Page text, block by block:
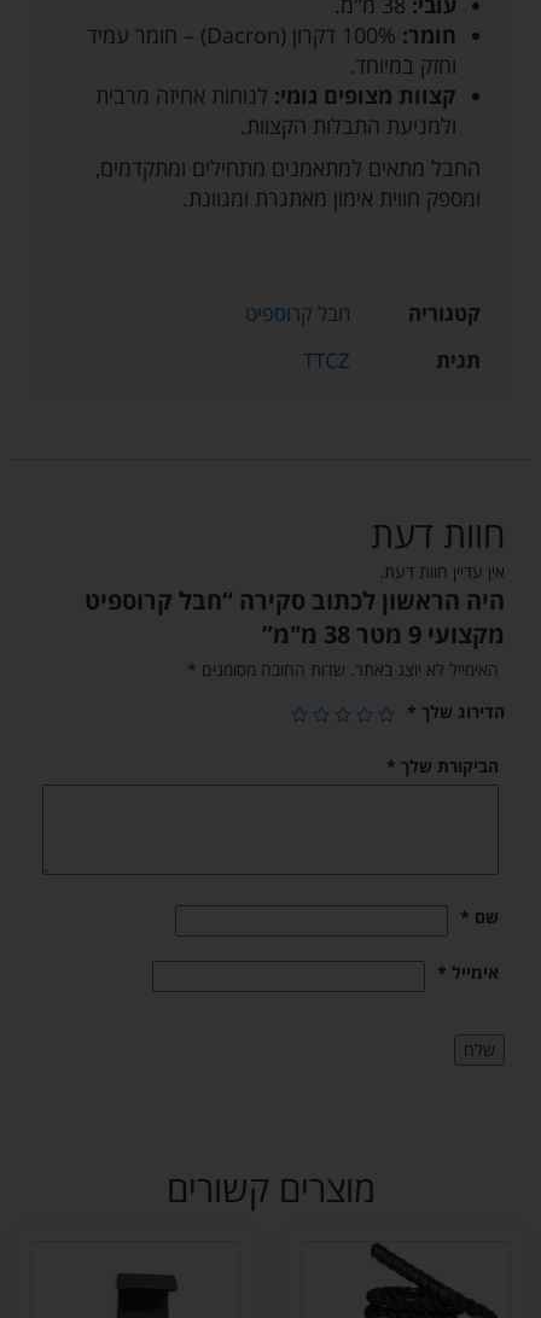
חומר:
100% דקרון (Dacron) – חומר עמיד
וחזק במיוחד.
קצוות מצופים גומי: לנוחות אחיזה מרבית
ולמניעת התבלות הקצוות.
החבל מתאים למתאמנים מתחילים ומתקדמים,
ומספק חווית אימון מאתגרת ומגוונת.
קטגוריה
חבל קרוספיט
תגית
TTCZ
חוות דעת
אין עדיין חוות דעת.
היה הראשון לכתוב סקירה “חבל קרוספיט
מקצועי 9 מטר 38 מ"מ”
האימייל לא יוצג באתר. שדות החובה מסומנים *
הדירוג שלך *
הביקורת שלך *
שם *
אימייל *
מוצרים קשורים